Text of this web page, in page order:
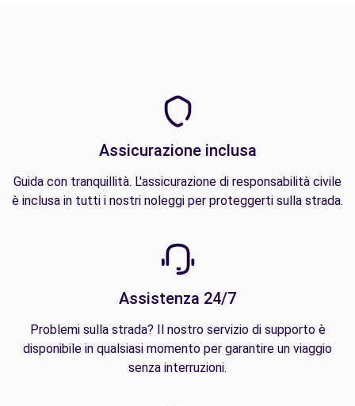
Assicurazione inclusa
Guida con tranquillità. L'assicurazione di responsabilità civile
è inclusa in tutti i nostri noleggi per proteggerti sulla strada.
Assistenza 24/7
Problemi sulla strada? Il nostro servizio di supporto è
disponibile in qualsiasi momento per garantire un viaggio
senza interruzioni.